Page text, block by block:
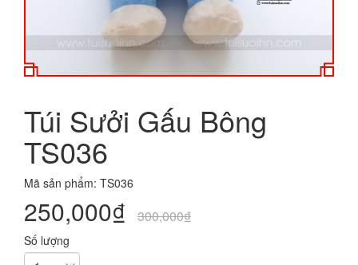
Túi Sưởi Gấu Bông
TS036
Mã sản phẩm: TS036
250,000₫ 300,000₫
Số lượng